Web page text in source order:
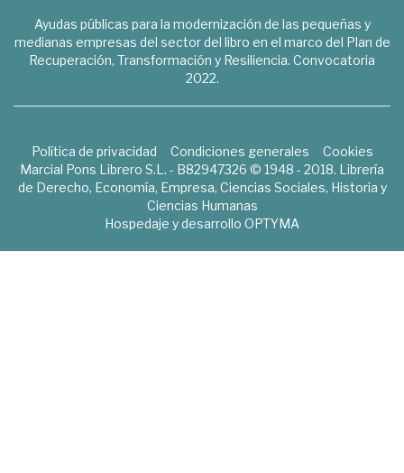
Ayudas públicas para la modernización de las pequeñas y
medianas empresas del sector del libro en el marco del Plan de
Recuperación, Transformación y Resiliencia. Convocatoria
2022.
Política de privacidad Condiciones generales
Cookies
Marcial Pons Librero S.L. - B82947326 © 1948 - 2018. Librería
de Derecho, Economía, Empresa, Ciencias Sociales, Historia y
Ciencias Humanas
Hospedaje y desarrollo OPTYMA